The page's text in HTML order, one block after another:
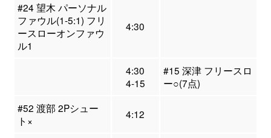
#24 望木 パーソナル
ファウル(1-5:1) フリ
ースローオンファウ
ル1
4:30
4:30
4-15
#15 深津 フリースロ
ー○(7点)
#52 渡部 2Pシュー
ト×
4:12